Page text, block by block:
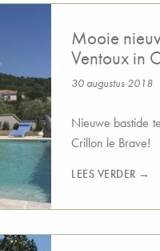
Mooie
Ventoux in
30 augustus 2018
Nieuwe bastide
Crillon le Brave!
LEES VERDER →